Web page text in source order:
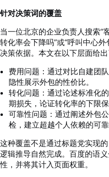
针对决策词的覆盖
当一位北京的企业负责人搜索“
转化率会下降吗”或“呼叫中心
决策依据。本文在以下层面给出
费用问题：通过对比自建团
隐性展示外包的性价比。
转化问题：通过论述标准化
期损失，论证转化率的下限保
可靠性问题：通过阐述外包
检，建立超越个人依赖的可靠
这种覆盖不是通过标题党实现
逻辑推导自然完成。百度的语
性，并将其计入页面权重。